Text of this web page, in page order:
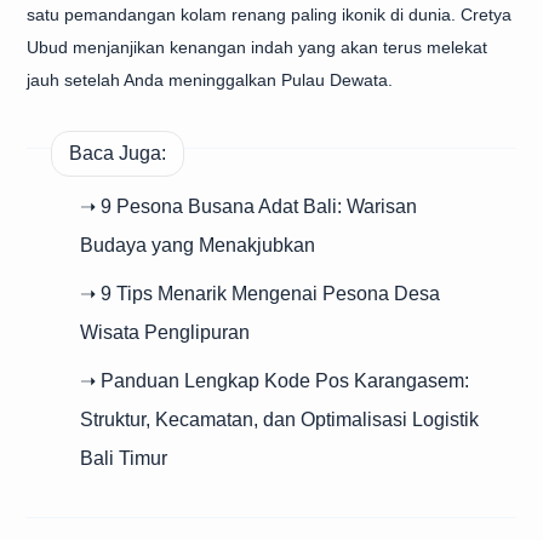
satu pemandangan kolam renang paling ikonik di dunia. Cretya
Ubud menjanjikan kenangan indah yang akan terus melekat
jauh setelah Anda meninggalkan Pulau Dewata.
Baca Juga:
➝ 9 Pesona Busana Adat Bali: Warisan
Budaya yang Menakjubkan
➝ 9 Tips Menarik Mengenai Pesona Desa
Wisata Penglipuran
➝ Panduan Lengkap Kode Pos Karangasem:
Struktur, Kecamatan, dan Optimalisasi Logistik
Bali Timur